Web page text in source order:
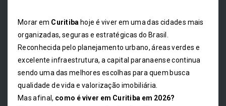
Morar em Curitiba hoje é viver em uma das cidades mais
organizadas, seguras e estratégicas do Brasil.
Reconhecida pelo planejamento urbano, áreas verdes e
excelente infraestrutura, a capital paranaense continua
sendo uma das melhores escolhas para quem busca
qualidade de vida e valorização imobiliária.
Mas afinal, como é viver em Curitiba em 2026?